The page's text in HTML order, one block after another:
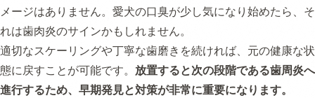
メージはありません。愛犬の口臭が少し気になり始めたら、そ
れは歯肉炎のサインかもしれません。
適切なスケーリングや丁寧な歯磨きを続ければ、元の健康な状
態に戻すことが可能です。 放置すると次の段階である歯周炎へ
進行するため、早期発見と対策が非常に重要になります。